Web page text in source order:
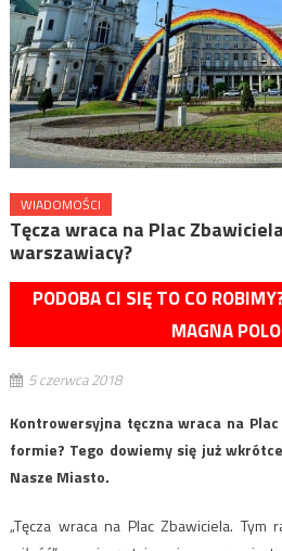
WIADOMOŚCI
Tęcza wraca na Plac
warszawiacy?
PODOBA CI SIĘ TO CO
MAGNA
5 czerwca 2018
Kontrowersyjna tęczna wraca na
formie? Tego dowiemy się już
Nasze Miasto.
„Tęcza wraca na Plac Zbawiciela. Tym